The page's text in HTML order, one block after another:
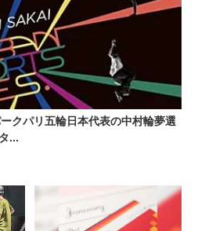
クパリ五輪日本代表の中村輪夢選
...